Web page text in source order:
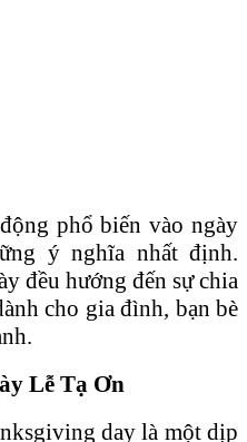
phổ biến vào ngày
ý nghĩa nhất định.
đều hướng đến sự chia
cho gia đình, bạn bè
Lễ Tạ Ơn
day là một dịp